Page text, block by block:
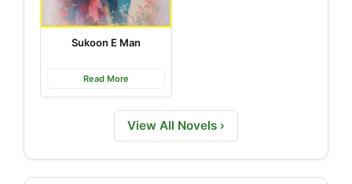
Sukoon E Man
Read More
View All Novels ›